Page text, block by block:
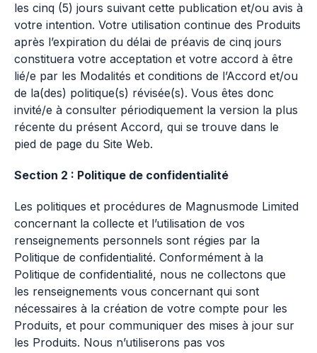
les cinq (5) jours suivant cette publication et/ou avis à
votre intention. Votre utilisation continue des Produits
après l’expiration du délai de préavis de cinq jours
constituera votre acceptation et votre accord à être
lié/e par les Modalités et conditions de l’Accord et/ou
de la(des) politique(s) révisée(s). Vous êtes donc
invité/e à consulter périodiquement la version la plus
récente du présent Accord, qui se trouve dans le
pied de page du Site Web.
Section 2 : Politique de confidentialité
Les politiques et procédures de Magnusmode Limited
concernant la collecte et l’utilisation de vos
renseignements personnels sont régies par la
Politique de confidentialité. Conformément à la
Politique de confidentialité, nous ne collectons que
les renseignements vous concernant qui sont
nécessaires à la création de votre compte pour les
Produits, et pour communiquer des mises à jour sur
les Produits. Nous n’utiliserons pas vos